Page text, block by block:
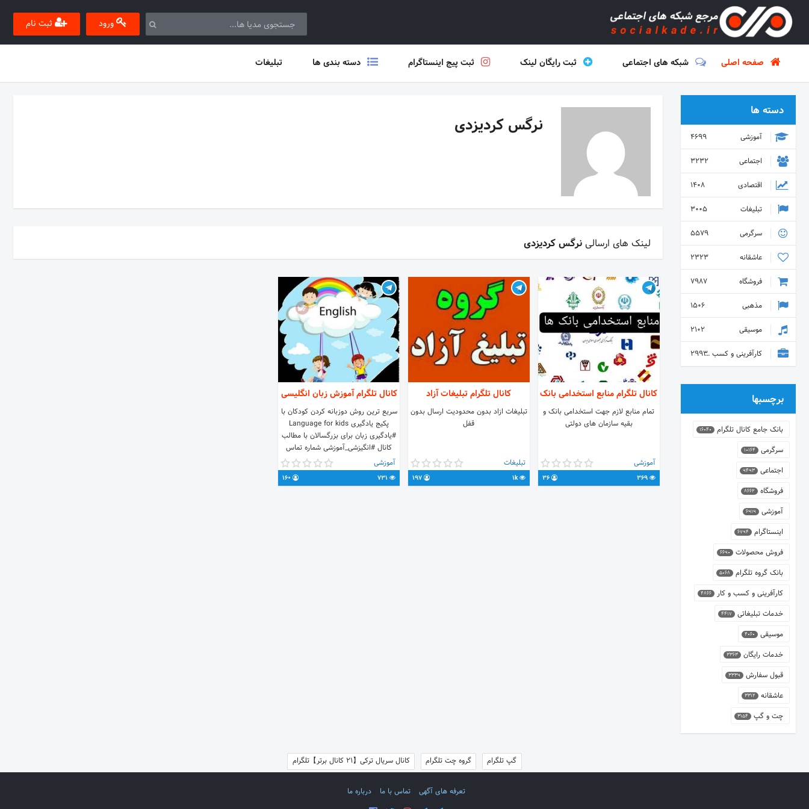
ورود ثبت نام
صفحه اصلی شبکه های اجتماعی ثبت رایگان لینک ثبت پیج اینستاگرام دسته بندی ها تبلیغات
نرگس کردیزدی
لینک های ارسالینرگس کردیزدی
کانال تلگرام منابع استخدامی بانک
تمام منابع لازم جهت استخدامی بانک و
بقیه سازمان های دولتی
آموزشی
369
36
کانال تلگرام تبلیغات آزاد
تبلیغات ازاد بدون محدودیت ارسال بدون
قفل
تبلیغات
1k
197
کانال تلگرام آموزش زبان انگلیسی
سریع ترین روش دوزبانه کردن کودکان با
پکیج یادگیری Language for kids
#یادگیری زبان برای بزرگسالان با مطالب
کانال #انگیزشی_آموزشی شماره تماس
جهت سفارش وقیمت پکیج👇 📲
09038972408 ارتباط باادمین:
@Languagefor_kids لینک رسمی کانال
آموزشی
731
160
دسته ها
آموزشی
4699
اجتماعی
3232
اقتصادی
1408
تبلیغات
3005
سرگرمی
5579
عاشقانه
2323
فروشگاه
7987
مذهبی
1506
موسیقی
2102
کارآفرینی و کسب و کار 2993
برچسبها
بانک جامع کانال تلگرام 16040
سرگرمی 10164
اجتماعی 9493
فروشگاه 8662
آموزشی 6919
اینستاگرام 6794
فروش محصولات 6690
بانک گروه تلگرام 5068
کارآفرینی و کسب و کار 4866
خدمات تبلیغاتی 4417
موسیقی 4060
خدمات رایگان 3363
قبول سفارش 3339
عاشقانه 3312
چت و گپ 3154
گپ تلگرام گروه چت تلگرام کانال سریال ترکی【21 کانال برتر】تلگرام
تعرفه های آگهی تماس با ما درباره ما